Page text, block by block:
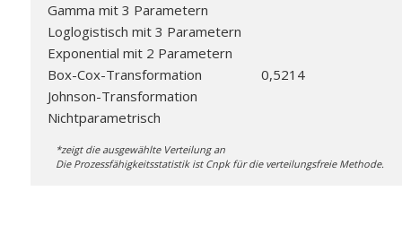
Gamma mit 3 Parametern
Loglogistisch mit 3 Parametern
Exponential mit 2 Parametern
Box-Cox-Transformation
0,5214
Johnson-Transformation
Nichtparametrisch
*zeigt die ausgewählte Verteilung an
Die Prozessfähigkeitsstatistik ist Cnpk für die verteilungsfreie Methode.